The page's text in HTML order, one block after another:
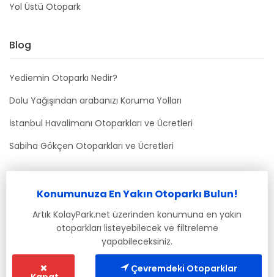
Yol Üstü Otopark
Blog
Yediemin Otoparkı Nedir?
Dolu Yağışından arabanızı Koruma Yolları
İstanbul Havalimanı Otoparkları ve Ücretleri
Sabiha Gökçen Otoparkları ve Ücretleri
Konumunuza En Yakın Otoparkı Bulun!
Artık KolayPark.net üzerinden konumuna en yakın
otoparkları listeyebilecek ve filtreleme
yapabileceksiniz.
Çevremdeki Otoparklar